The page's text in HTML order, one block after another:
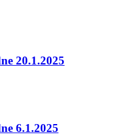
20.1.2025
6.1.2025